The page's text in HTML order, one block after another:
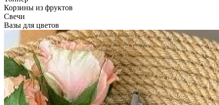
Корзины из фруктов
Свечи
Вазы для цветов